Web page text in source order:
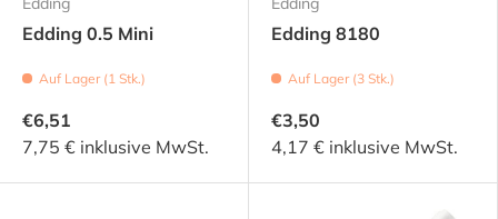
Edding 0.5 Mini
Auf Lager (1 Stk.)
€6,51
7,75 € inklusive MwSt.
Edding 8180
Auf Lager (3 Stk.)
€3,50
4,17 € inklusive MwSt.